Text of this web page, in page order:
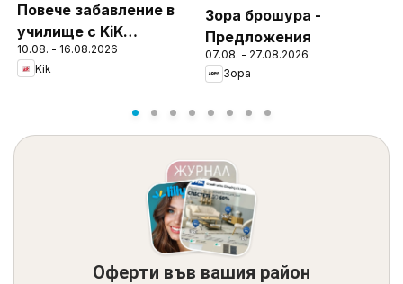
Повече забавление в
училище с KiK
предложения
10.08. - 16.08.2026
Kik
Зора брошура -
Предложения
07.08. - 27.08.2026
Зора
Оферти във вашия район